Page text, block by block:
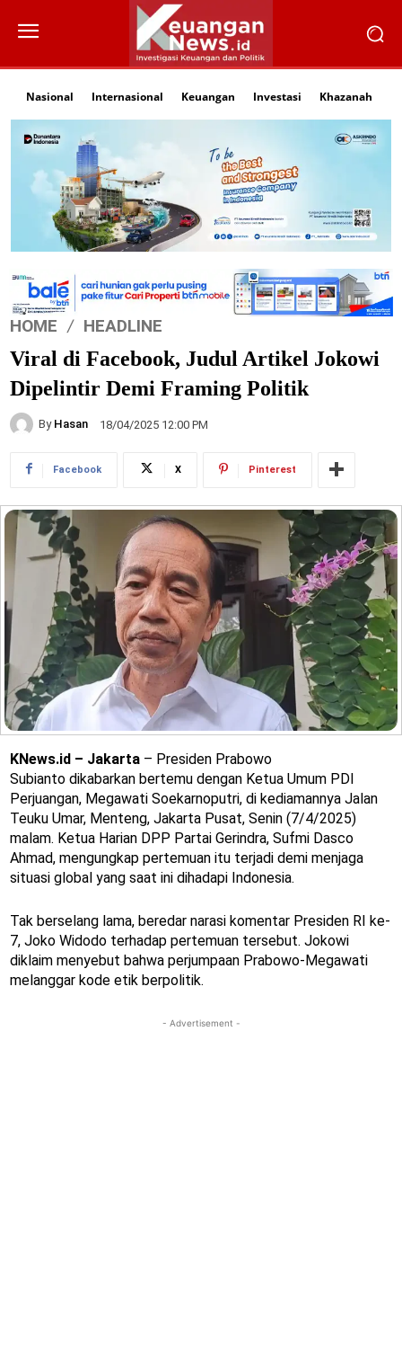
Nasional Internasional Keuangan Investasi Khazanah
HOME HEADLINE
Viral di Facebook, Judul Artikel Jokowi
Dipelintir Demi Framing Politik
By Hasan 18/04/2025 12:00 PM
Facebook X Pinterest
KNews.id – Jakarta – Presiden Prabowo
Subianto dikabarkan bertemu dengan Ketua Umum PDI
Perjuangan, Megawati Soekarnoputri, di kediamannya Jalan
Teuku Umar, Menteng, Jakarta Pusat, Senin (7/4/2025)
malam. Ketua Harian DPP Partai Gerindra, Sufmi Dasco
Ahmad, mengungkap pertemuan itu terjadi demi menjaga
situasi global yang saat ini dihadapi Indonesia.
Tak berselang lama, beredar narasi komentar Presiden RI ke-
7, Joko Widodo terhadap pertemuan tersebut. Jokowi
diklaim menyebut bahwa perjumpaan Prabowo-Megawati
melanggar kode etik berpolitik.
- Advertisement -